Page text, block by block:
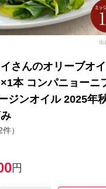
出
さんのオリーブオ
本 コンパニョーニ
ジンオイル 2025年
）
円